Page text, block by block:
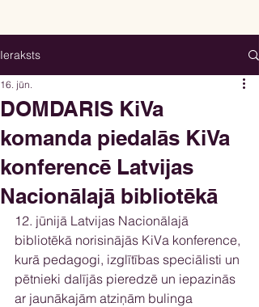
Ieraksts
DOMDARIS KiVa
komanda piedalās KiVa
konferencē Latvijas
Nacionālajā bibliotēkā
16. jūn.
12. jūnijā Latvijas Nacionālajā
bibliotēkā norisinājās KiVa konference,
kurā pedagogi, izglītības speciālisti un
pētnieki dalījās pieredzē un iepazinās
ar jaunākajām atziņām bulinga